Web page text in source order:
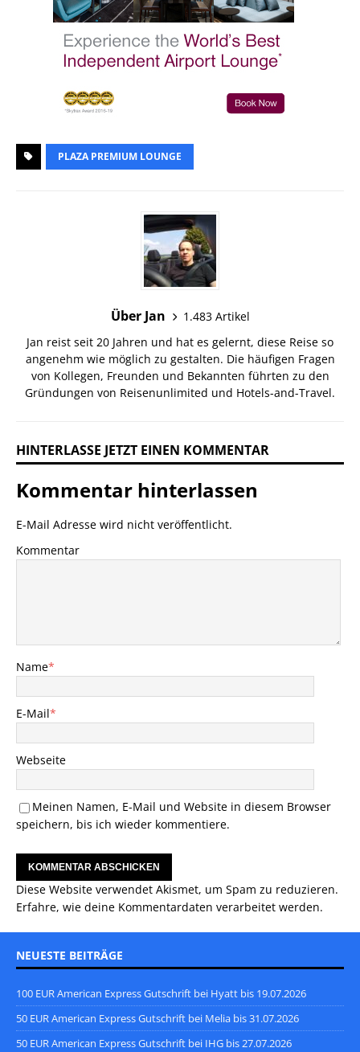
PLAZA PREMIUM LOUNGE
Über Jan
1.483 Artikel
Jan reist seit 20 Jahren und hat es gelernt, diese Reise so
angenehm wie möglich zu gestalten. Die häufigen Fragen
von Kollegen, Freunden und Bekannten führten zu den
Gründungen von Reisenunlimited und Hotels-and-Travel.
HINTERLASSE JETZT EINEN KOMMENTAR
Kommentar hinterlassen
E-Mail Adresse wird nicht veröffentlicht.
Kommentar
Name*
E-Mail*
Webseite
Meinen Namen, E-Mail und Website in diesem Browser
speichern, bis ich wieder kommentiere.
Diese Website verwendet Akismet, um Spam zu reduzieren.
Erfahre, wie deine Kommentardaten verarbeitet werden.
NEUESTE BEITRÄGE
100 EUR American Express Gutschrift bei Hyatt bis 19.07.2026
50 EUR American Express Gutschrift bei Melia bis 31.07.2026
50 EUR American Express Gutschrift bei IHG bis 27.07.2026